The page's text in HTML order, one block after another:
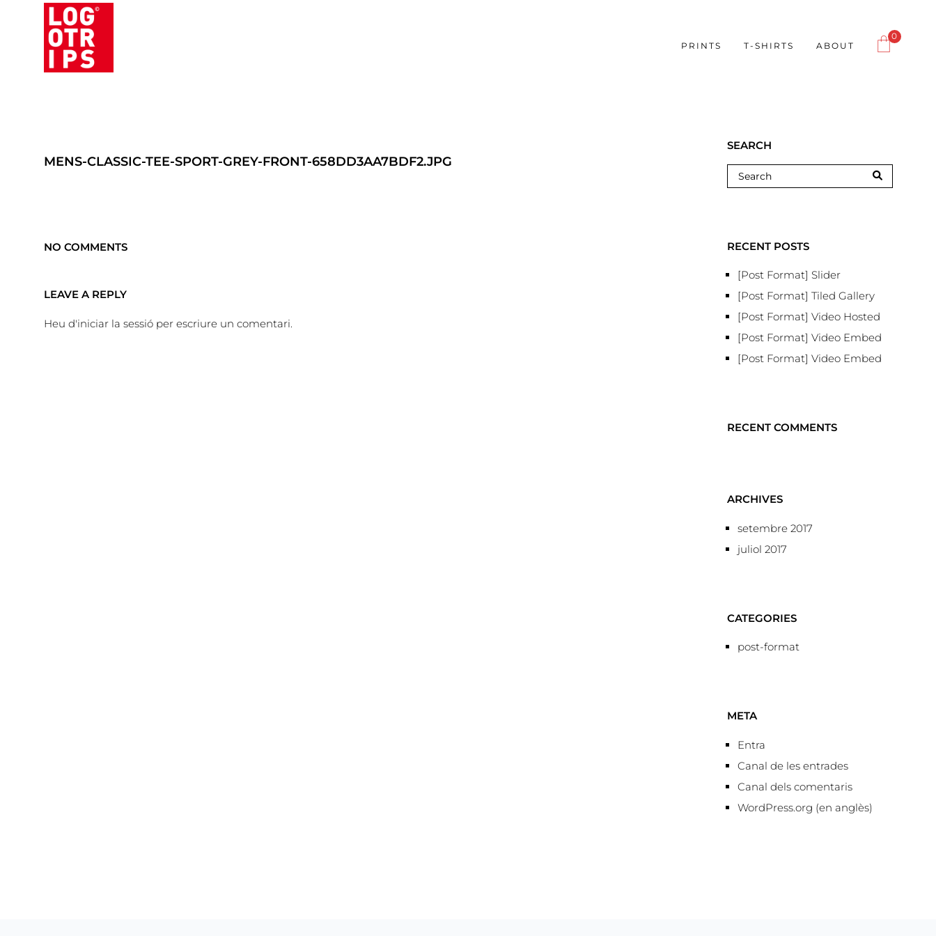
0
PRINTS
T-SHIRTS ABOUT
MENS-CLASSIC-TEE-SPORT-GREY-FRONT-658DD3AA7BDF2.JPG
NO COMMENTS
LEAVE A REPLY
Heu d'iniciar la sessió per escriure un comentari.
SEARCH
RECENT POSTS
[Post Format] Slider
[Post Format] Tiled Gallery
[Post Format] Video Hosted
[Post Format] Video Embed
[Post Format] Video Embed
RECENT COMMENTS
ARCHIVES
setembre 2017
juliol 2017
CATEGORIES
post-format
META
Entra
Canal de les entrades
Canal dels comentaris
WordPress.org (en anglès)